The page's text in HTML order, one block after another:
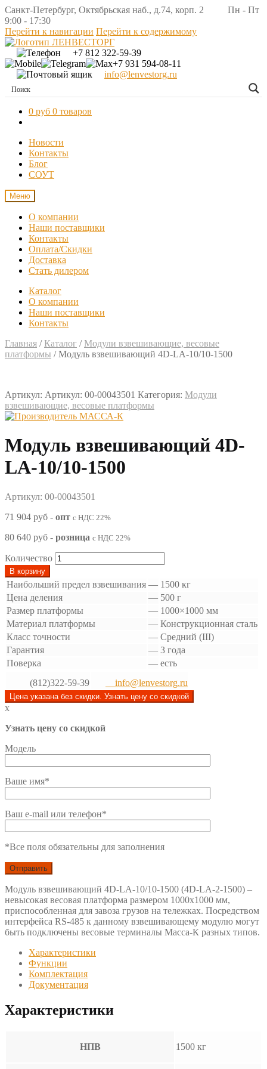
Санкт-Петербург, Октябрьская наб., д.74, корп. 2 Пн - Пт
9:00 - 17:30
Перейти к навигации Перейти к содержимому
+7 812 322-59-39
+7 931 594-08-11
info@lenvestorg.ru
0 руб 0 товаров
Новости
Контакты
Блог
СОУТ
Меню
О компании
Наши поставщики
Контакты
Оплата/Скидки
Доставка
Стать дилером
Каталог
О компании
Наши поставщики
Контакты
Главная / Каталог / Модули взвешивающие, весовые
платформы /Модуль взвешивающий 4D-LA-10/10-1500
Артикул: Артикул: 00-00043501 Категория: Модули
взвешивающие, весовые платформы
Модуль взвешивающий 4D-
LA-10/10-1500
Артикул: 00-00043501
71 904 руб - опт с НДС 22%
80 640 руб - розница с НДС 22%
Количество
В корзину
Наибольший предел взвешивания — 1500 кг
Цена деления
— 500 г
Размер платформы
— 1000×1000 мм
Материал платформы
— Конструкционная сталь
Класс точности
— Средний (III)
Гарантия
— 3 года
Поверка
— есть
(812)322-59-39
info@lenvestorg.ru
Цена указана без скидки. Узнать цену со скидкой
x
Узнать цену со скидкой
Модель
Ваше имя*
Ваш e-mail или телефон*
*Все поля обязательны для заполнения
Модуль взвешивающий 4D-LA-10/10-1500 (4D-LA-2-1500) –
невысокая весовая платформа размером 1000х1000 мм,
приспособленная для завоза грузов на тележках. Посредством
интерфейса RS-485 к данному взвешивающему модулю могут
быть подключены весовые терминалы Масса-К разных типов.
Характеристики
Функции
Комплектация
Документация
Характеристики
НПВ 1500 кг